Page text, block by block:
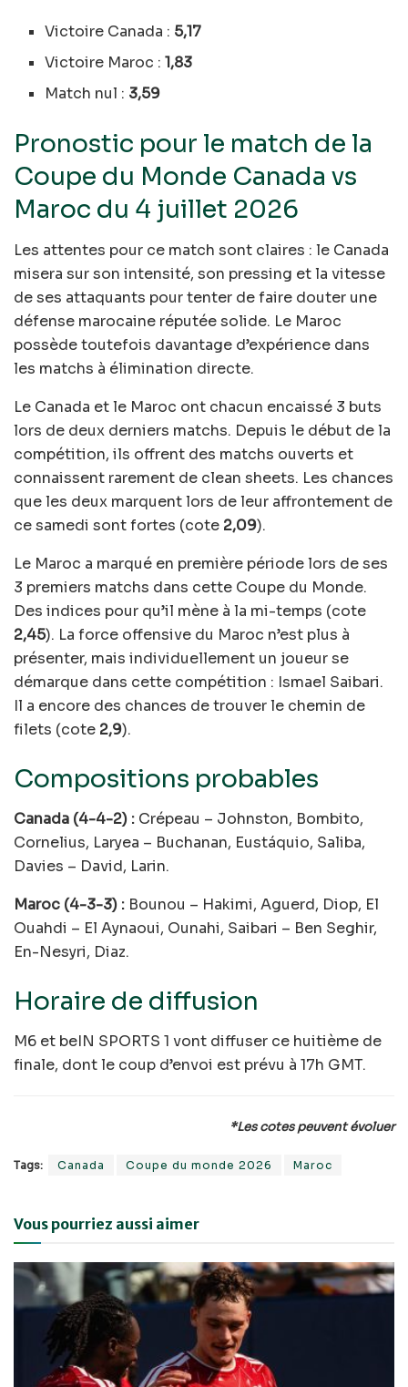
Victoire Canada : 5,17
Victoire Maroc :1,83
Match nul : 3,59
Pronostic pour le match de la
Coupe du Monde Canada vs
Maroc du 4 juillet 2026
Les attentes pour ce match sont claires : le Canada
misera sur son intensité, son pressing et la vitesse
de ses attaquants pour tenter de faire douter une
défense marocaine réputée solide. Le Maroc
possède toutefois davantage d’expérience dans
les matchs à élimination directe.
Le Canada et le Maroc ont chacun encaissé 3 buts
lors de deux derniers matchs. Depuis le début de la
compétition, ils offrent des matchs ouverts et
connaissent rarement de clean sheets. Les chances
que les deux marquent lors de leur affrontement de
ce samedi sont fortes (cote 2,09).
Le Maroc a marqué en première période lors de ses
3 premiers matchs dans cette Coupe du Monde.
Des indices pour qu’il mène à la mi-temps (cote
2,45). La force offensive du Maroc n’est plus à
présenter, mais individuellement un joueur se
démarque dans cette compétition : Ismael Saibari.
Il a encore des chances de trouver le chemin de
filets (cote 2,9).
Compositions probables
Canada (4-4-2) : Crépeau – Johnston, Bombito,
Cornelius, Laryea – Buchanan, Eustáquio, Saliba,
Davies – David, Larin.
Maroc (4-3-3) : Bounou – Hakimi, Aguerd, Diop, El
Ouahdi – El Aynaoui, Ounahi, Saibari – Ben Seghir,
En-Nesyri, Diaz.
Horaire de diffusion
M6 et beIN SPORTS 1 vont diffuser ce huitième de
finale, dont le coup d’envoi est prévu à 17h GMT.
*Les cotes peuvent évoluer
Tags: Canada Coupe du monde 2026 Maroc
Vous pourriez aussi aimer